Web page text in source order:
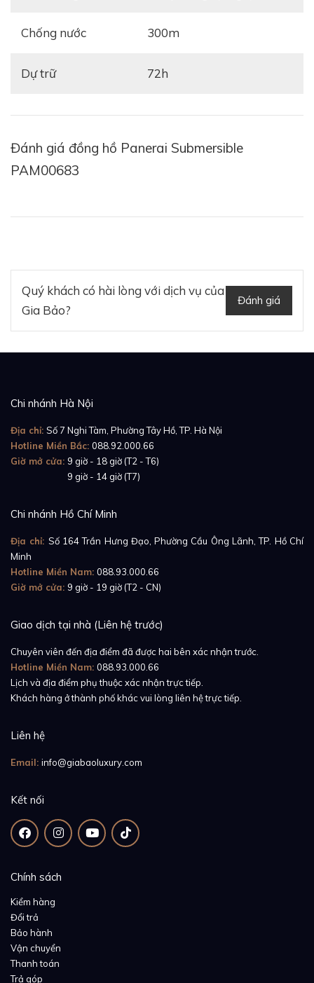
Chống nước 300m
Dự trữ 72h
Đánh giá đồng hồ Panerai Submersible
PAM00683
Quý khách có hài lòng với dịch vụ của
Gia Bảo?
Đánh giá
Chi nhánh Hà Nội
Địa chỉ: Số 7 Nghi Tàm, Phường Tây Hồ, TP. Hà Nội
Hotline Miền Bắc: 088.92.000.66
Giờ mở cửa: 9 giờ - 18 giờ (T2 - T6)
9 giờ - 14 giờ (T7)
Chi nhánh Hồ Chí Minh
Địa chỉ: Số 164 Trần Hưng Đạo, Phường Cầu Ông Lãnh, TP. Hồ Chí
Minh
Hotline Miền Nam: 088.93.000.66
Giờ mở cửa: 9 giờ - 19 giờ (T2 - CN)
Giao dịch tại nhà (Liên hệ trước)
Chuyên viên đến địa điểm đã được hai bên xác nhận trước.
Hotline Miền Nam: 088.93.000.66
Lịch và địa điểm phụ thuộc xác nhận trực tiếp.
Khách hàng ở thành phố khác vui lòng liên hệ trực tiếp.
Liên hệ
Email: info@giabaoluxury.com
Kết nối
Chính sách
Kiểm hàng
Đổi trả
Bảo hành
Vận chuyển
Thanh toán
Trả góp